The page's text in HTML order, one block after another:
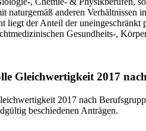
naturgemäß anderen
liegt der Anteil der
Gesundheits-,
Gleichwertigkeit 2017
beschiedenen Anträgen.